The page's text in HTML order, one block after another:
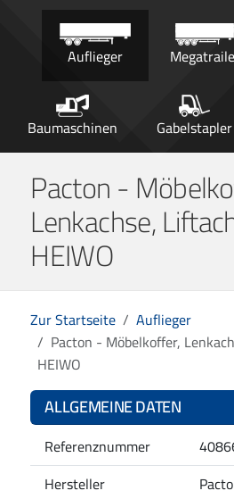
Auflieger
Baumaschinen Gabelstapler
Pacton -
Lenkachse,
HEIWO
Zur Startseite
Auflieger
Pacton - Möbelkoffer,
HEIWO
ALLGEMEINE DATEN
Referenznummer
Hersteller